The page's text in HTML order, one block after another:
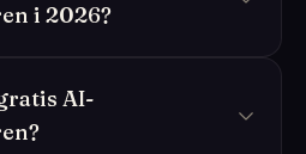
i 2026?
AI-